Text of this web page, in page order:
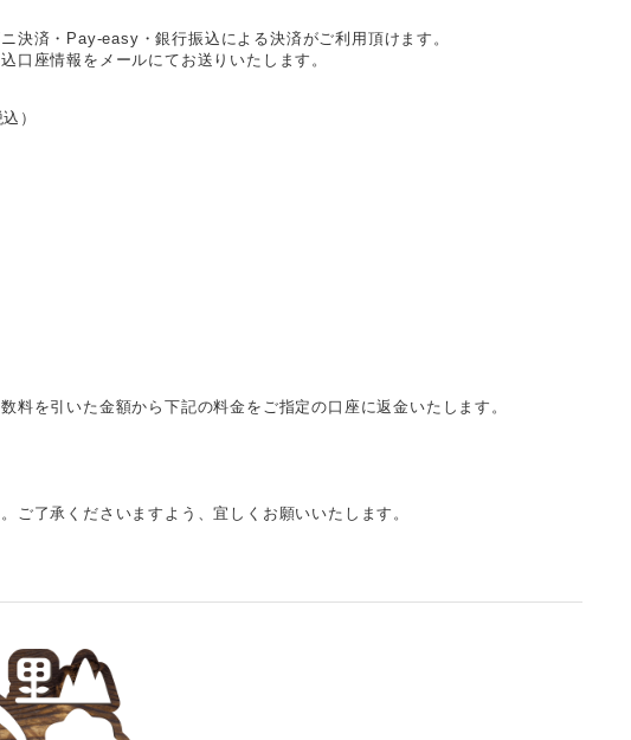
決済・Pay-easy・銀行振込による決済がご利用頂けます。
口座情報をメールにてお送りいたします。
）
を引いた金額から下記の料金をご指定の口座に返金いたします。
ご了承くださいますよう、宜しくお願いいたします。